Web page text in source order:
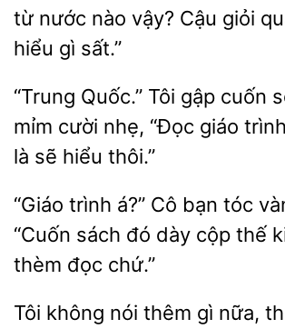
từ nước nào vậy? Cậu giỏi
hiểu gì sất.”
Quốc.” Tôi gập cuốn
nhẹ, “Đọc giáo
là sẽ hiểu thôi.”
“Giáo trình á?” Cô bạn tóc
“Cuốn sách đó
cộp thế
thèm đọc
Tôi không nói
gì nữa,